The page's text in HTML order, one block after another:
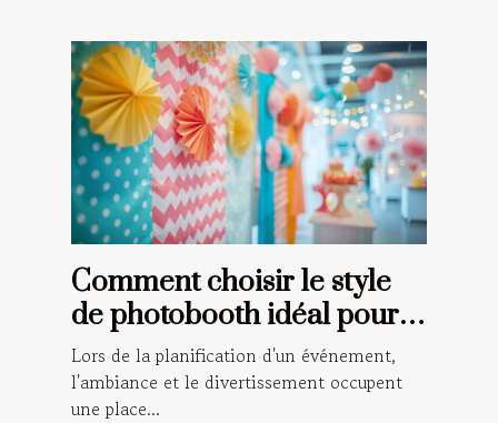
Comment choisir le style
de photobooth idéal pour
votre événement
Lors de la planification d'un événement,
l'ambiance et le divertissement occupent
une place...